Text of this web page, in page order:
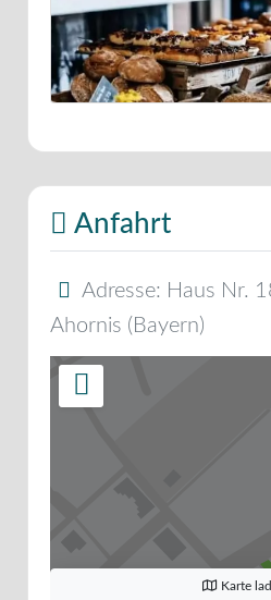
Anfahrt
Adresse: Haus Nr.
Ahornis ( Bayern)
Karte